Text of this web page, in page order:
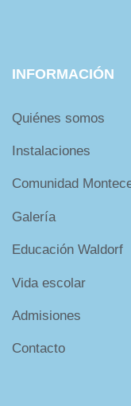
INFORMACIÓN
Quiénes somos
Instalaciones
Comunidad
Galería
Educación Waldorf
Vida escolar
Admisiones
Contacto